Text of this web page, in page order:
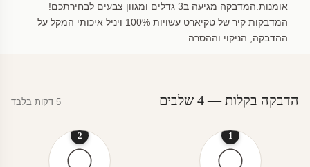
אומנות.המדבקה מגיעה ב3 גדלים ומגוון צבעים לבחירתכם!
המדבקות קיר של טקיארט עשויות 100% ויניל איכותי המקל על
ההדבקה, הניקוי וההסרה.
הדבקה בקלות — 4 שלבים 5 דקות בלבד
1
2